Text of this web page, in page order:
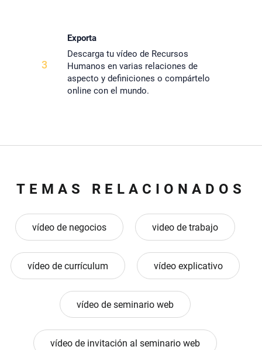
3
Exporta
Descarga tu vídeo de Recursos
Humanos en varias relaciones de
aspecto y definiciones o compártelo
online con el mundo.
TEMAS RELACIONADOS
vídeo de negocios video de trabajo
vídeo de currículum vídeo explicativo
vídeo de seminario web
vídeo de invitación al seminario web